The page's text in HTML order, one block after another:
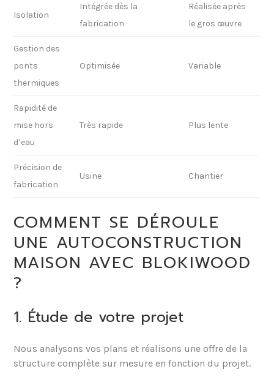
Isolation
Intégrée dès la
fabrication
Réalisée après
le gros œuvre
Gestion des
ponts
thermiques
Optimisée Variable
Rapidité de
mise hors
d’eau
Très rapide Plus lente
Précision de
fabrication
Usine Chantier
COMMENT SE DÉROULE
UNE AUTOCONSTRUCTION
MAISON AVEC BLOKIWOOD
?
1. Étude de votre projet
Nous analysons vos plans et réalisons une offre de la
structure complète sur mesure en fonction du projet.